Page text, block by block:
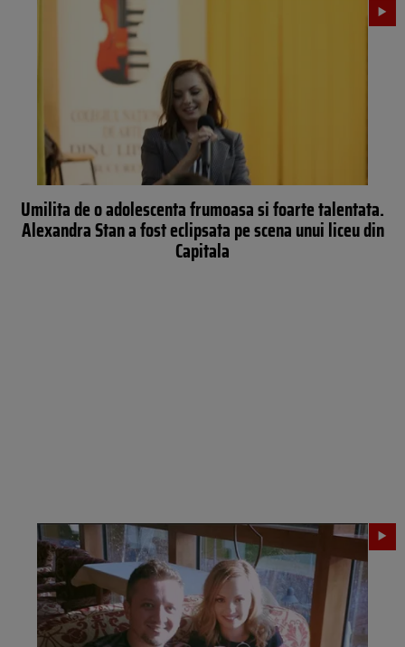
Umilita de o adolescenta frumoasa si foarte talentata.
Alexandra Stan a fost eclipsata pe scena unui liceu din
Capitala